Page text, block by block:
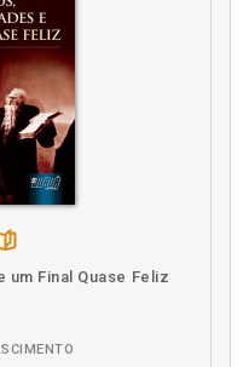
um Final Quase Feliz